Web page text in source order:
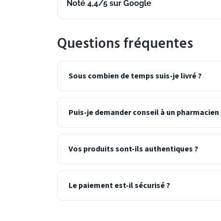
Noté 4,4/5 sur Google
Questions fréquentes
Sous combien de temps suis-je livré ?
Puis-je demander conseil à un pharmacien
Vos produits sont-ils authentiques ?
Le paiement est-il sécurisé ?